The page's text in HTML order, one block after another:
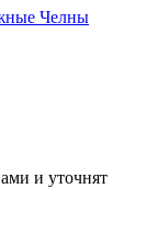
Челны
и уточнят